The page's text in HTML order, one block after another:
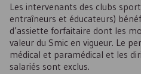
Les intervenants des clubs
entraîneurs et éducateurs)
d’assiette forfaitaire dont les
valeur du Smic en vigueur. Le
médical et paramédical et les
salariés sont exclus.